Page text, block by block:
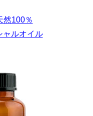
然100％
ャルオイル